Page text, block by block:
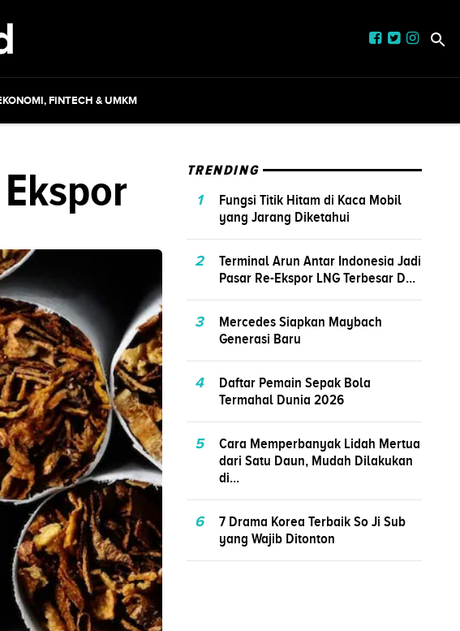
FINTECH & UMKM
TRENDING
1
Fungsi Titik Hitam di Kaca Mobil
yang Jarang Diketahui
2
Terminal Arun Antar Indonesia Jadi
Pasar Re-Ekspor LNG Terbesar D...
3
Mercedes Siapkan Maybach
Generasi Baru
4
Daftar Pemain Sepak Bola
Termahal Dunia 2026
5
Cara Memperbanyak Lidah Mertua
dari Satu Daun, Mudah Dilakukan
di...
6
7 Drama Korea Terbaik So Ji Sub
yang Wajib Ditonton